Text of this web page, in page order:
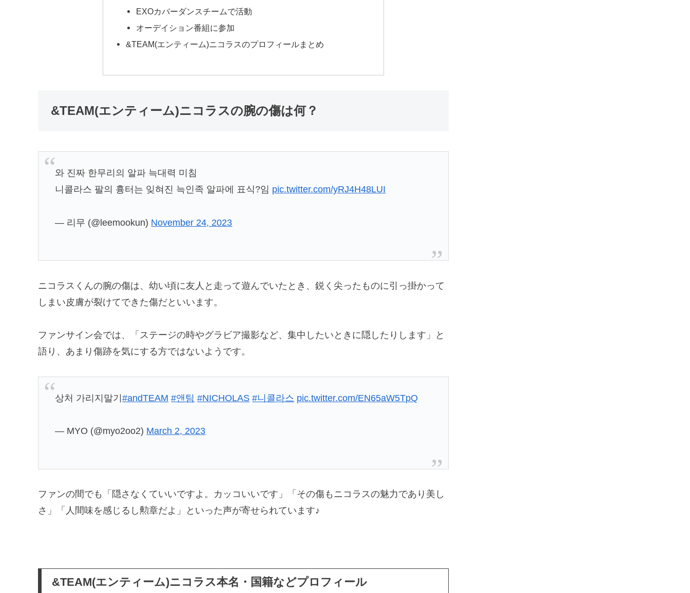
EXOカバーダンスチームで活動
オーデイション番組に参加
&TEAM(エンティーム)ニコラスのプロフィールまとめ
&TEAM(エンティーム)ニコラスの腕の傷は何？
와 진짜 한무리의 알파 늑대력 미침
니콜라스 팔의 흉터는 잊혀진 늑인족 알파에 표식?임 pic.twitter.com/yRJ4H48LUI
— 리무 (@leemookun) November 24, 2023
ニコラスくんの腕の傷は、幼い頃に友人と走って遊んでいたとき、鋭く尖ったものに引っ掛かって
しまい皮膚が裂けてできた傷だといいます。
ファンサイン会では、「ステージの時やグラビア撮影など、集中したいときに隠したりします」と
語り、あまり傷跡を気にする方ではないようです。
상처 가리지말기#andTEAM #앤팀 #NICHOLAS #니콜라스 pic.twitter.com/EN65aW5TpQ
— MYO (@myo2oo2) March 2, 2023
ファンの間でも「隠さなくていいですよ。カッコいいです」「その傷もニコラスの魅力であり美し
さ」「人間味を感じるし勲章だよ」といった声が寄せられています♪
&TEAM(エンティーム)ニコラス本名・国籍などプロフィール